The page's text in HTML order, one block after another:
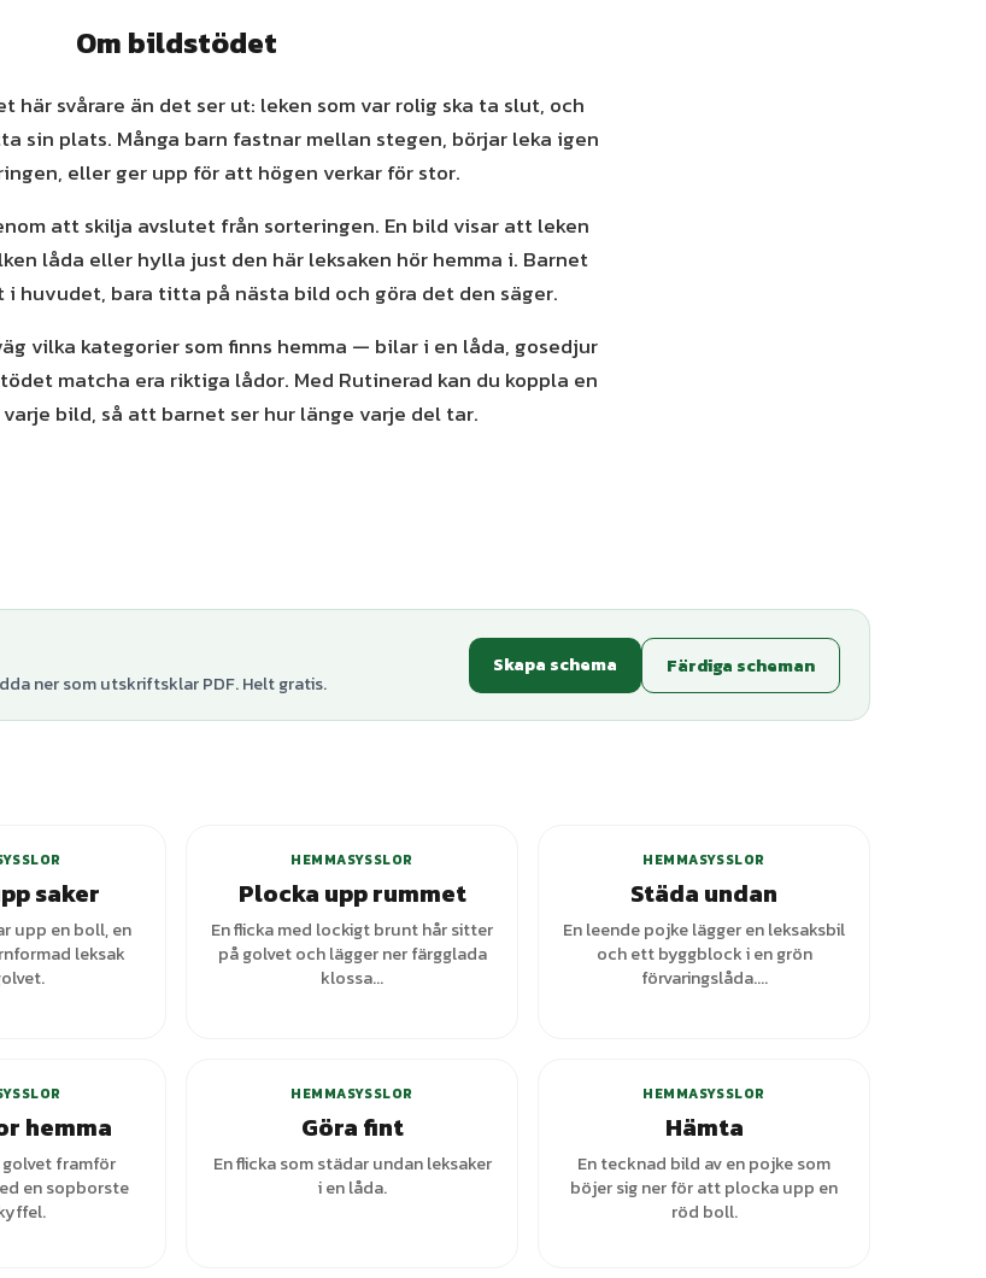
Om bildstödet
här svårare än det ser ut: leken som var rolig ska ta slut, och
sin plats. Många barn fastnar mellan stegen, börjar leka igen
eller ger upp för att högen verkar för stor.
att skilja avslutet från sorteringen. En bild visar att leken
låda eller hylla just den här leksaken hör hemma i. Barnet
huvudet, bara titta på nästa bild och göra det den säger.
vilka kategorier som finns hemma — bilar i en låda, gosedjur
matcha era riktiga lådor. Med Rutinerad kan du koppla en
bild, så att barnet ser hur länge varje del tar.
ner som utskriftsklar PDF. Helt gratis.
Skapa schema Färdiga scheman
saker
upp en boll, en
leksak
HEMMASYSSLOR
Plocka upp rummet
En flicka med lockigt brunt hår sitter
på golvet och lägger ner färgglada
klossa...
HEMMASYSSLOR
Städa undan
En leende pojke lägger en leksaksbil
och ett byggblock i en grön
förvaringslåda....
hemma
framför
en sopborste
HEMMASYSSLOR
Göra fint
En flicka som städar undan leksaker
i en låda.
HEMMASYSSLOR
Hämta
En tecknad bild av en pojke som
böjer sig ner för att plocka upp en
röd boll.